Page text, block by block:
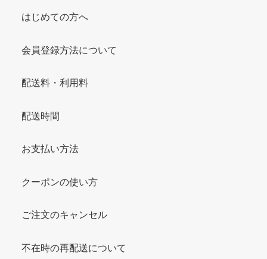
はじめての方へ
会員登録方法について
配送料・利用料
配送時間
お支払い方法
クーポンの使い方
ご注文のキャンセル
不在時の再配送について